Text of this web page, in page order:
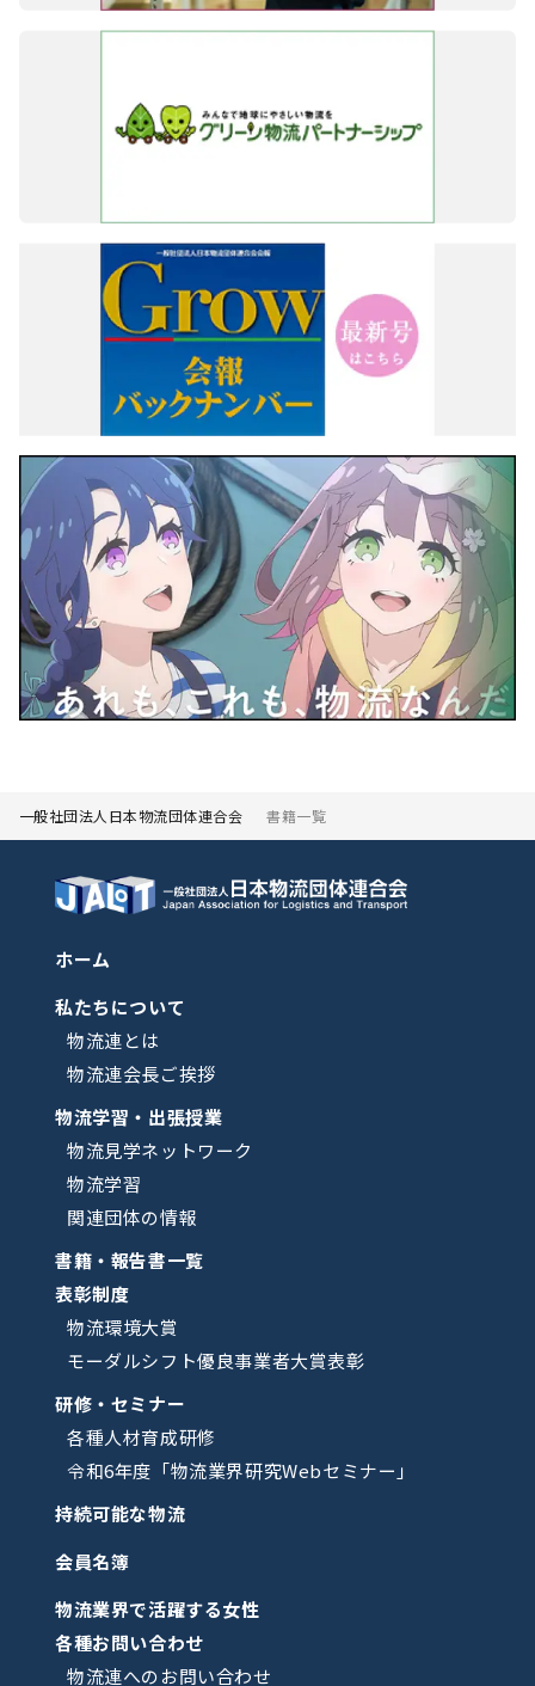
一般社団法人日本物流団体連合会 書籍一覧
ホーム
私たちについて
物流連とは
物流連会長ご挨拶
物流学習・出張授業
物流見学ネットワーク
物流学習
関連団体の情報
書籍・報告書一覧
表彰制度
物流環境大賞
モーダルシフト優良事業者大賞表彰
研修・セミナー
各種人材育成研修
令和6年度「物流業界研究Webセミナー」
持続可能な物流
会員名簿
物流業界で活躍する女性
各種お問い合わせ
物流連へのお問い合わせ